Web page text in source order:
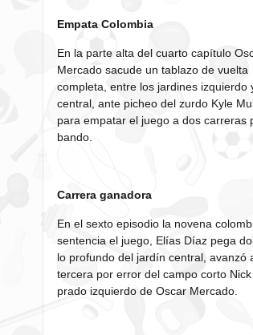
Empata Colombia
En la parte alta del cuarto capítulo
Mercado sacude un tablazo de vuelta
completa, entre los jardines izquierdo
central, ante picheo del zurdo Kyle
para empatar el juego a dos carreras
bando.
Carrera ganadora
En el sexto episodio la novena
sentencia el juego, Elías Díaz pega
lo profundo del jardín central, avanzó
tercera por error del campo corto
prado izquierdo de Oscar Mercado.